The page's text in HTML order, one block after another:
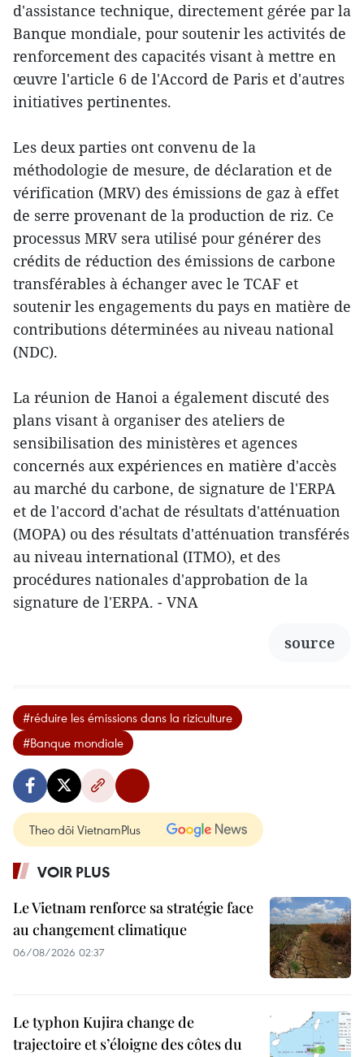
d'assistance technique, directement gérée par la
Banque mondiale, pour soutenir les activités de
renforcement des capacités visant à mettre en
œuvre l'article 6 de l'Accord de Paris et d'autres
initiatives pertinentes.
Les deux parties ont convenu de la
méthodologie de mesure, de déclaration et de
vérification (MRV) des émissions de gaz à effet
de serre provenant de la production de riz. Ce
processus MRV sera utilisé pour générer des
crédits de réduction des émissions de carbone
transférables à échanger avec le TCAF et
soutenir les engagements du pays en matière de
contributions déterminées au niveau national
(NDC).
La réunion de Hanoi a également discuté des
plans visant à organiser des ateliers de
sensibilisation des ministères et agences
concernés aux expériences en matière d'accès
au marché du carbone, de signature de l'ERPA
et de l'accord d'achat de résultats d'atténuation
(MOPA) ou des résultats d'atténuation transférés
au niveau international (ITMO), et des
procédures nationales d'approbation de la
signature de l'ERPA. - VNA
source
#réduire les émissions dans la riziculture
#Banque mondiale
Theo dõi VietnamPlus
VOIR PLUS
Le Vietnam renforce sa stratégie face
au changement climatique
06/08/2026 02:37
Le typhon Kujira change de
trajectoire et s’éloigne des côtes du